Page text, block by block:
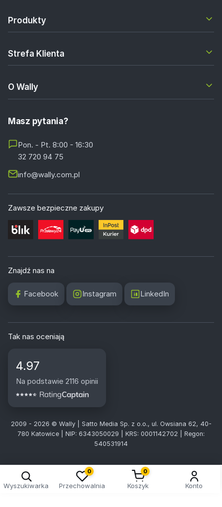
Produkty
Strefa Klienta
O Wally
Masz pytania?
Pon. - Pt. 8:00 - 16:30
32 720 94 75
info@wally.com.pl
Zawsze bezpieczne zakupy
Znajdź nas na
Facebook Instagram LinkedIn
Tak nas oceniają
4.97
Na podstawie 2116 opinii
2009 - 2026 © Wally | Satto Media Sp. z o.o., ul. Owsiana 62, 40-
780 Katowice | NIP: 6343050029 | KRS: 0001142702 | Regon:
540531914
Wyszukiwarka
0
Przechowalnia
0
Koszyk Konto